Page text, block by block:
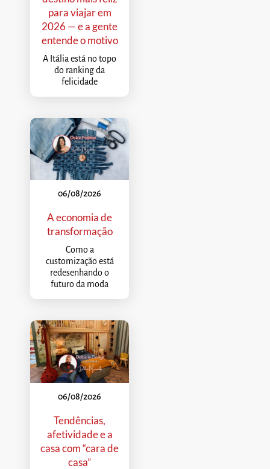
para viajar em
2026 — e a gente
entende o motivo
A Itália está no topo
do ranking da
felicidade
06/08/2026
A economia de
transformação
Como a
customização está
redesenhando o
futuro da moda
06/08/2026
Tendências,
afetividade e a
casa com “cara de
casa”